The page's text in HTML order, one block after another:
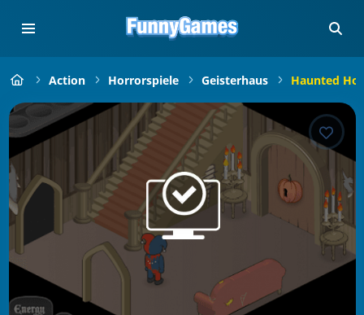
Action Horrorspiele Geisterhaus Haunted